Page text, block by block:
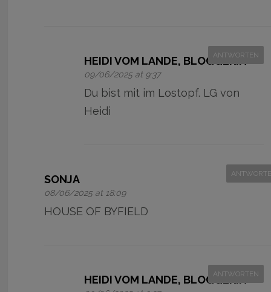
HEIDI VOM LANDE, BLOGGERIN
09/06/2025 at 9:37
ANTWORTEN
Du bist mit im Lostopf. LG von
Heidi
SONJA
08/06/2025 at 18:09
HOUSE OF BYFIELD
HEIDI VOM LANDE, BLOGGERIN
ANTWORTEN